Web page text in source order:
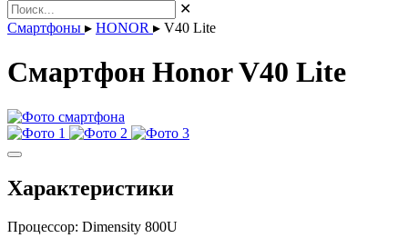
✕
Смартфоны ▸ HONOR ▸ V40 Lite
Смартфон Honor V40 Lite
Характеристики
Процессор: Dimensity 800U